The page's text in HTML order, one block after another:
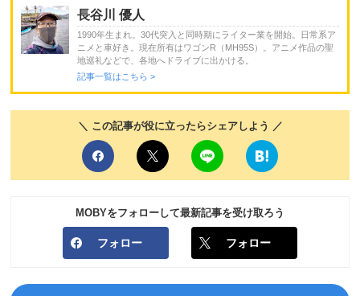
長谷川 優人
1990年生まれ。30代突入と同時期にライター業を開始。日常系ア
ニメと車好き。現在所有はワゴンR（MH95S）。アニメ作品の聖
地巡礼などで、各地へドライブに出かける。
記事一覧はこちら >
＼ この記事が役に立ったらシェアしよう ／
MOBYをフォローして最新記事を受け取ろう
フォロー フォロー